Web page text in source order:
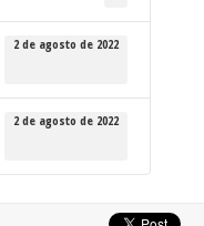
2 de agosto de 2022
2 de agosto de 2022